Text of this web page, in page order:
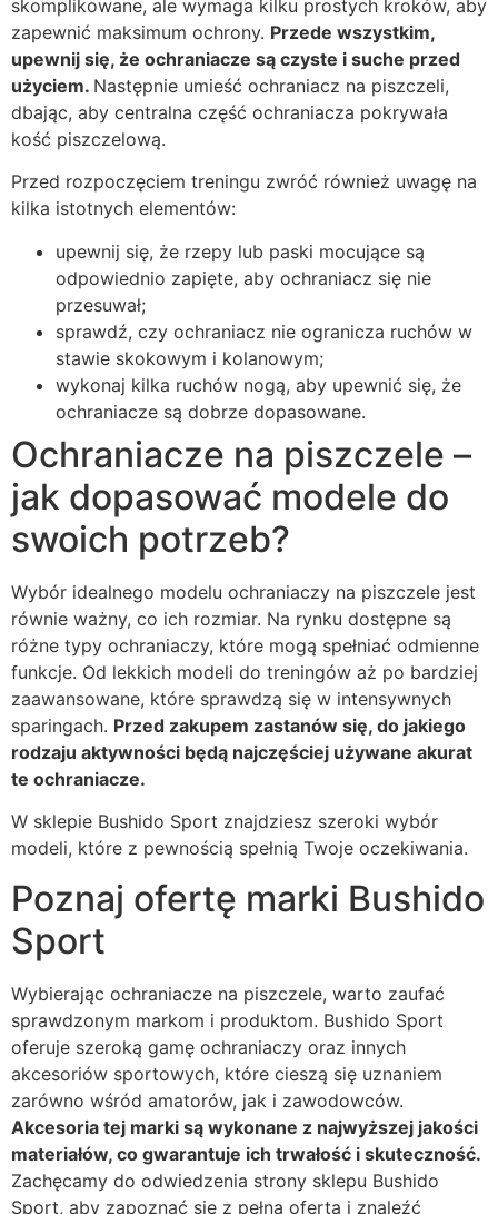
skomplikowane, ale wymaga kilku prostych kroków, aby
zapewnić maksimum ochrony. Przede wszystkim,
upewnij się, że ochraniacze są czyste i suche przed
użyciem. Następnie umieść ochraniacz na piszczeli,
dbając, aby centralna część ochraniacza pokrywała
kość piszczelową.
Przed rozpoczęciem treningu zwróć również uwagę na
kilka istotnych elementów:
upewnij się, że rzepy lub paski mocujące są
odpowiednio zapięte, aby ochraniacz się nie
przesuwał;
sprawdź, czy ochraniacz nie ogranicza ruchów w
stawie skokowym i kolanowym;
wykonaj kilka ruchów nogą, aby upewnić się, że
ochraniacze są dobrze dopasowane.
Ochraniacze na piszczele –
jak dopasować modele do
swoich potrzeb?
Wybór idealnego modelu ochraniaczy na piszczele jest
równie ważny, co ich rozmiar. Na rynku dostępne są
różne typy ochraniaczy, które mogą spełniać odmienne
funkcje. Od lekkich modeli do treningów aż po bardziej
zaawansowane, które sprawdzą się w intensywnych
sparingach. Przed zakupem zastanów się, do jakiego
rodzaju aktywności będą najczęściej używane akurat
te ochraniacze.
W sklepie Bushido Sport znajdziesz szeroki wybór
modeli, które z pewnością spełnią Twoje oczekiwania.
Poznaj ofertę marki Bushido
Sport
Wybierając ochraniacze na piszczele, warto zaufać
sprawdzonym markom i produktom. Bushido Sport
oferuje szeroką gamę ochraniaczy oraz innych
akcesoriów sportowych, które cieszą się uznaniem
zarówno wśród amatorów, jak i zawodowców.
Akcesoria tej marki są wykonane z najwyższej jakości
materiałów, co gwarantuje ich trwałość i skuteczność.
Zachęcamy do odwiedzenia strony sklepu Bushido
Sport, aby zapoznać się z pełną ofertą i znaleźć